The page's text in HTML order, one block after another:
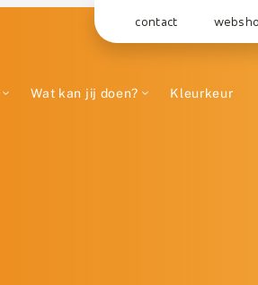
contact
Wat kan jij doen? Kleurkeur